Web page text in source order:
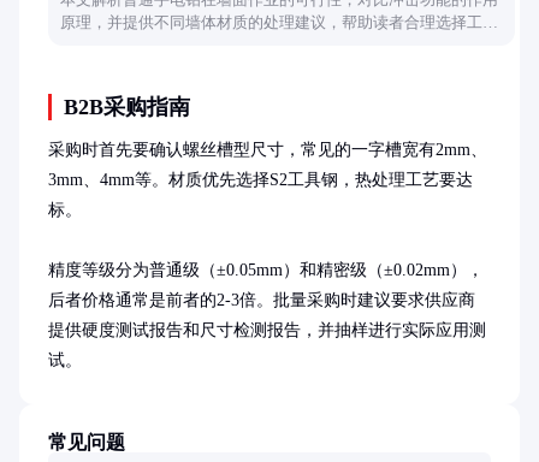
原理，并提供不同墙体材质的处理建议，帮助读者合理选择工
B2B采购指南
采购时首先要确认螺丝槽型尺寸，常见的一字槽宽有2mm、
3mm、4mm等。材质优先选择S2工具钢，热处理工艺要达
标。
精度等级分为普通级（±0.05mm）和精密级（±0.02mm），
后者价格通常是前者的2-3倍。批量采购时建议要求供应商
提供硬度测试报告和尺寸检测报告，并抽样进行实际应用测
试。
常见问题